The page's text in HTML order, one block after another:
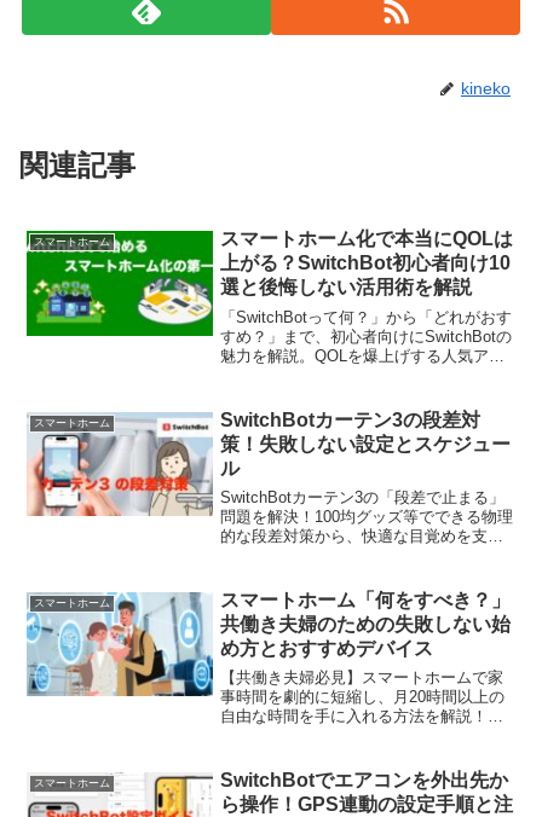
kineko
関連記事
スマートホーム
スマートホーム化で本当にQOLは
上がる？SwitchBot初心者向け10
選と後悔しない活用術を解説
「SwitchBotって何？」から「どれがおす
すめ？」まで、初心者向けにSwitchBotの
魅力を解説。QOLを爆上げする人気アイ
スマートホーム
SwitchBotカーテン3の段差対
策！失敗しない設定とスケジュー
ル
SwitchBotカーテン3の「段差で止まる」
問題を解決！100均グッズ等でできる物理
的な段差対策から、快適な目覚めを支え
方、設定を極めて生活の質を上げたい方
は必見の実践ガイドです。
スマートホーム
スマートホーム「何をすべき？」
共働き夫婦のための失敗しない始
め方とおすすめデバイス
【共働き夫婦必見】スマートホームで家
事時間を劇的に短縮し、月20時間以上の
自由な時間を手に入れる方法を解説！帰
実践的な導入ステップとメリット・デメ
リットを紹介します。
スマートホーム
SwitchBotでエアコンを外出先か
ら操作！GPS連動の設定手順と注